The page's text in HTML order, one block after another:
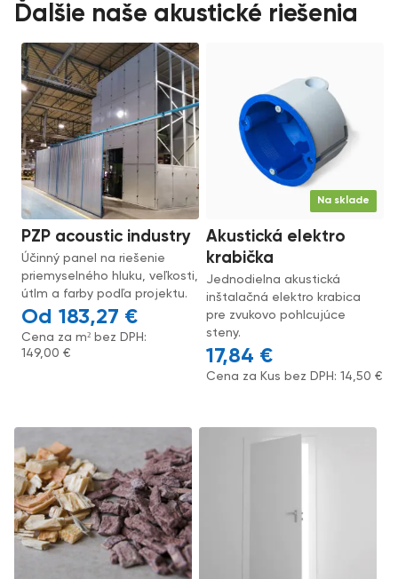
Ďalšie naše akustické riešenia
PZP acoustic industry
Účinný panel na riešenie
priemyselného hluku, veľkosti,
útlm a farby podľa projektu.
183,27 €
Cena za m² bez DPH:
149,00€
Na sklade
Akustická elektro
krabička
Jednodielna akustická
inštalačná elektro krabica
pre zvukovo pohlcujúce
steny.
17,84 €
Cena za Kus bez DPH:14,50€